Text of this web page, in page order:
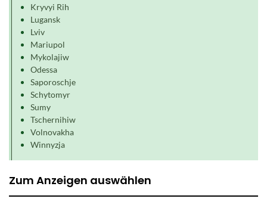
Kryvyi Rih
Lugansk
Lviv
Mariupol
Mykolajiw
Odessa
Saporoschje
Schytomyr
Sumy
Tschernihiw
Volnovakha
Winnyzja
Zum Anzeigen auswählen